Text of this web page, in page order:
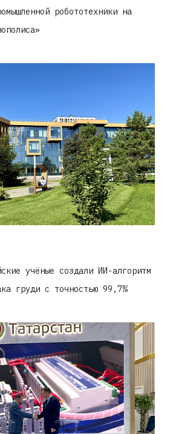
робототехники на
учёные создали ИИ-алгоритм
груди с точностью 99,7%